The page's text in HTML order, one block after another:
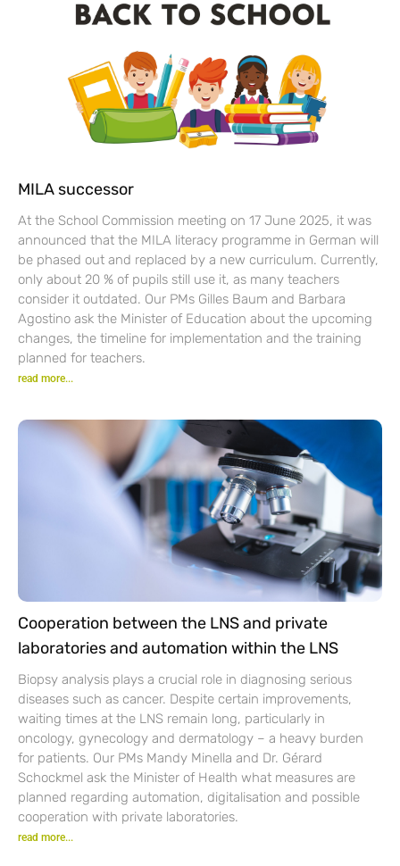
MILA successor
At the School Commission meeting on 17 June 2025, it was
announced that the MILA literacy programme in German will
be phased out and replaced by a new curriculum. Currently,
only about 20 % of pupils still use it, as many teachers
consider it outdated. Our PMs Gilles Baum and Barbara
Agostino ask the Minister of Education about the upcoming
changes, the timeline for implementation and the training
planned for teachers.
read more...
Cooperation between the LNS and private
laboratories and automation within the LNS
Biopsy analysis plays a crucial role in diagnosing serious
diseases such as cancer. Despite certain improvements,
waiting times at the LNS remain long, particularly in
oncology, gynecology and dermatology – a heavy burden
for patients. Our PMs Mandy Minella and Dr. Gérard
Schockmel ask the Minister of Health what measures are
planned regarding automation, digitalisation and possible
cooperation with private laboratories.
read more...